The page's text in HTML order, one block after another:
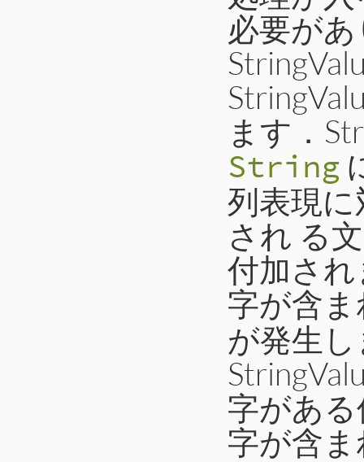
必要が
ます．
String
列表現
され る
付加さ
字が含
が発生
字があ
字が含